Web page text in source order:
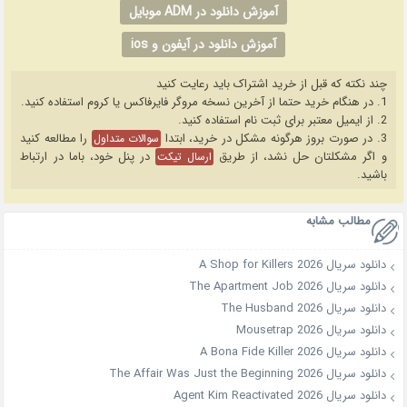
آموزش دانلود در ADM موبایل
آموزش دانلود در آیفون و ios
چند نکته که قبل از خرید اشتراک باید رعایت کنید
1. در هنگام خرید حتما از آخرین نسخه مروگر فایرفاکس یا کروم استفاده کنید.
2. از ایمیل معتبر برای ثبت نام استفاده کنید.
3. در صورت بروز هرگونه مشکل در خرید، ابتدا
سوالات متداول را مطالعه کنید
و اگر مشکلتان حل نشد، از طریق ارسال تیکت در پنل خود، باما در ارتباط
باشید.
مطالب مشابه
دانلود سریال A Shop for Killers 2026
دانلود سریال The Apartment Job 2026
دانلود سریال The Husband 2026
دانلود سریال Mousetrap 2026
دانلود سریال A Bona Fide Killer 2026
دانلود سریال The Affair Was Just the Beginning 2026
دانلود سریال Agent Kim Reactivated 2026